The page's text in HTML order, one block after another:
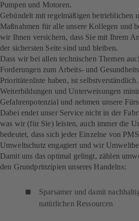
Pumpen und Motoren.
Gebündelt mit regelmäßigen betrieblichen
Maßnahmen für alle unsere Kollegen und
wir Ihnen versichern, dass Sie mit Ihrem
der sichersten Seite sind und bleiben.
Dass wir bei allen technischen Themen
Forderungen zum Arbeits- und
Prioritätenliste haben, ist
Weiterbildungen und Unterweisungen
Gefahrenpotenzial und nehmen unsere
Dabei endet unser Service nicht in der
was wir (für Sie) leisten, auch immer die
bedeutet, dass sich jeder Einzelne von
Umweltschutz engagiert und wir
Damit uns das optimal gelingt, zählen
den Grundprinzipien unseres Handelns:
Sparsamer und damit
natürlichen Ressourcen